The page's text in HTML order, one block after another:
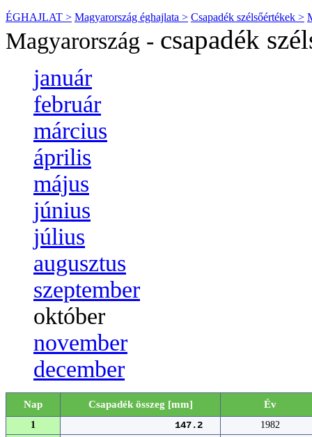
ÉGHAJLAT > Magyarország éghajlata > Csapadék szélsőértékek >
Magyarország - csapadék
január
február
március
április
május
június
július
augusztus
szeptember
október
november
december
Nap Csapadék összeg [mm] Év
1 147.2
1982